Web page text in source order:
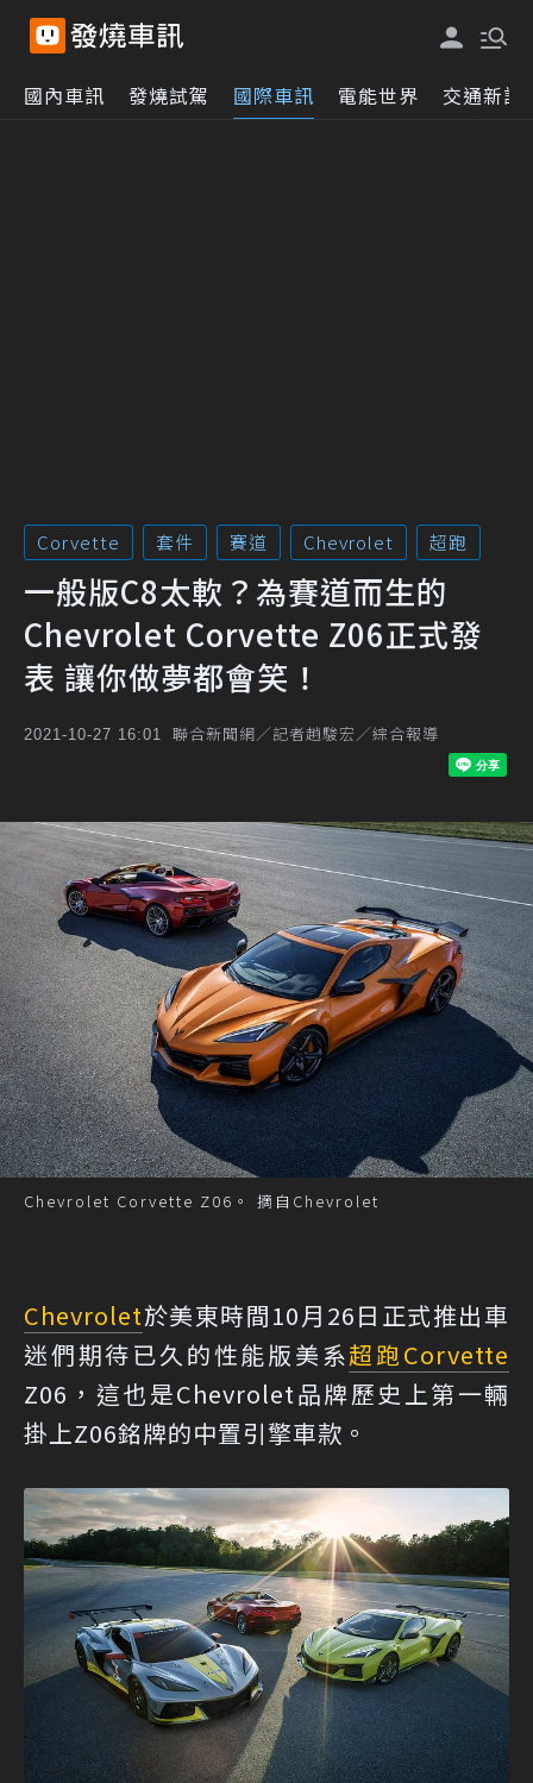
國內車訊 發燒試駕 國際車訊 電能世界 交通新訊
Corvette 套件 賽道 Chevrolet 超跑
一般版C8太軟？為賽道而生的
Chevrolet Corvette Z06正式發
表 讓你做夢都會笑！
2021-10-27 16:01 聯合新聞網／記者趙駿宏／綜合報導
Chevrolet Corvette Z06。 摘自Chevrolet
Chevrolet於美東時間10月26日正式推出車
迷們期待已久的性能版美系超跑Corvette
Z06，這也是Chevrolet品牌歷史上第一輛
掛上Z06銘牌的中置引擎車款。